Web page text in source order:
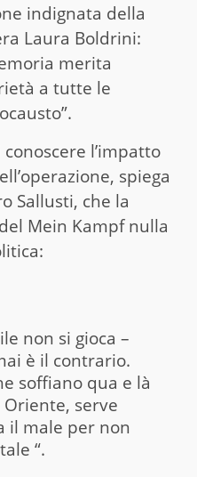
indignata della
Laura Boldrini:
merita
a tutte le
l’impatto
spiega
Sallusti, che la
Mein Kampf nulla
non si gioca –
è il contrario.
soffiano qua e là
serve
il male per non
“.